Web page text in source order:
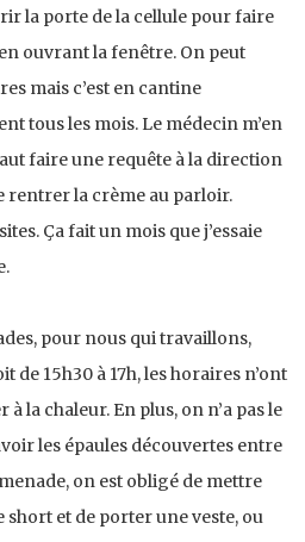
la porte de la cellule pour faire
ouvrant la fenêtre. On peut
mais c’est en cantine
tous les mois. Le médecin m’en
faire une requête à la direction
rentrer la crème au parloir.
Ça fait un mois que j’essaie
pour nous qui travaillons,
de 15h30 à 17h, les horaires n’ont
à la chaleur. En plus, on n’a pas le
les épaules découvertes entre
on est obligé de mettre
et de porter une veste, ou